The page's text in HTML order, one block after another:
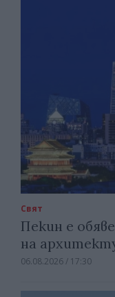
Свят
Пекин е
на
06.08.2026 / 17:30